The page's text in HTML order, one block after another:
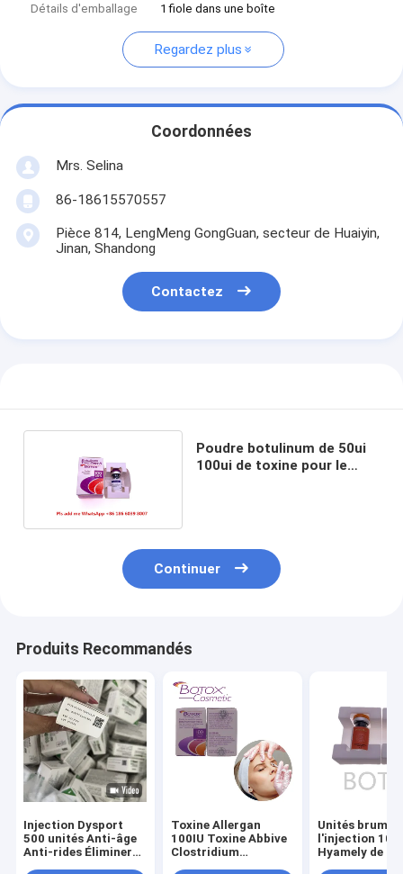
Détails d'emballage
1 fiole dans une boîte
Regardez plus
Coordonnées
Mrs. Selina
86-18615570557
Pièce 814, LengMeng GongGuan, secteur de Huaiyin,
Jinan, Shandong
Contactez
Poudre botulinum de 50ui
100ui de toxine pour le
Continuer
Produits Recommandés
Injection Dysport
500 unités Anti-âge
Anti-rides Éliminer
Toxine Allergan
100IU Toxine Abbive
Clostridium
Unités
l'injection 100
Hyamely de poudre